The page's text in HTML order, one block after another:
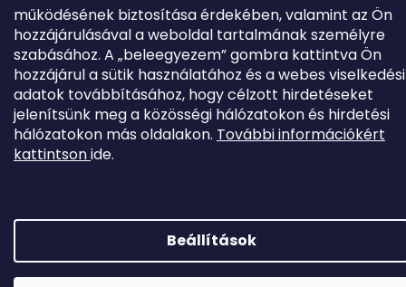
működésének biztosítása érdekében, valamint az Ön
hozzájárulásával a weboldal tartalmának személyre
szabásához. A „beleegyezem” gombra kattintva Ön
hozzájárul a sütik használatához és a webes viselkedési
adatok továbbításához, hogy célzott hirdetéseket
jelenítsünk meg a közösségi hálózatokon és hirdetési
hálózatokon más oldalakon. További információkért
kattintsonide.
Beállítások
Shoptet készítette
Copyright 2026